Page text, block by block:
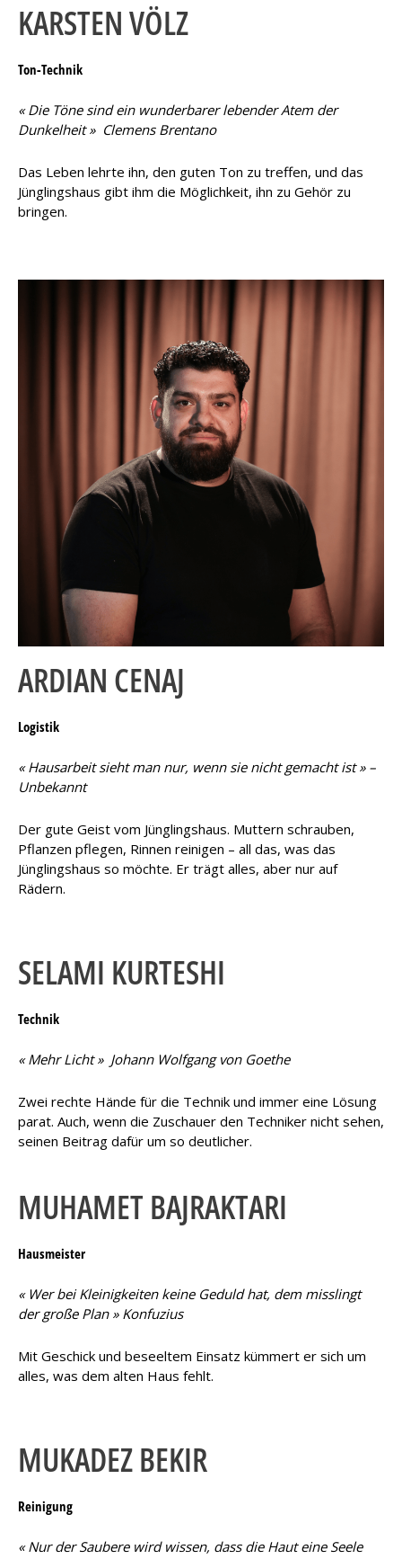
KARSTEN VÖLZ
Ton-Technik
« Die Töne sind ein wunderbarer lebender Atem der
Dunkelheit » Clemens Brentano
Das Leben lehrte ihn, den guten Ton zu treffen, und das
Jünglingshaus gibt ihm die Möglichkeit, ihn zu Gehör zu
bringen.
ARDIAN CENAJ
Logistik
«Hausarbeit sieht man nur, wenn sie nicht gemacht ist » –
Unbekannt
Der gute Geist vom Jünglingshaus. Muttern schrauben,
Pflanzen pflegen, Rinnen reinigen – all das, was das
Jünglingshaus so möchte. Er trägt alles, aber nur auf
Rädern.
SELAMI KURTESHI
Technik
« Mehr Licht » Johann Wolfgang von Goethe
Zwei rechte Hände für die Technik und immer eine Lösung
parat. Auch, wenn die Zuschauer den Techniker nicht sehen,
seinen Beitrag dafür um so deutlicher.
MUHAMET BAJRAKTARI
Hausmeister
« Wer bei Kleinigkeiten keine Geduld hat, dem misslingt
der große Plan » Konfuzius
Mit Geschick und beseeltem Einsatz kümmert er sich um
alles, was dem alten Haus fehlt.
MUKADEZ BEKIR
Reinigung
« Nur der Saubere wird wissen, dass die Haut eine Seele